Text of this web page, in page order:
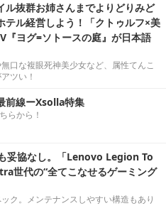
ル抜群お姉さんまでよりどりみど
テル経営しよう！「クトゥルフ×美
『ヨグ=ソトースの庭』が日本語
口な複眼死神美少女など、属性てんこ
ツい！
前線ーXsolla特集
らから！
妥協なし。「Lenovo Legion To
世代の“全てこなせるゲーミング
ク。メンテナンスしやすい構造もあり